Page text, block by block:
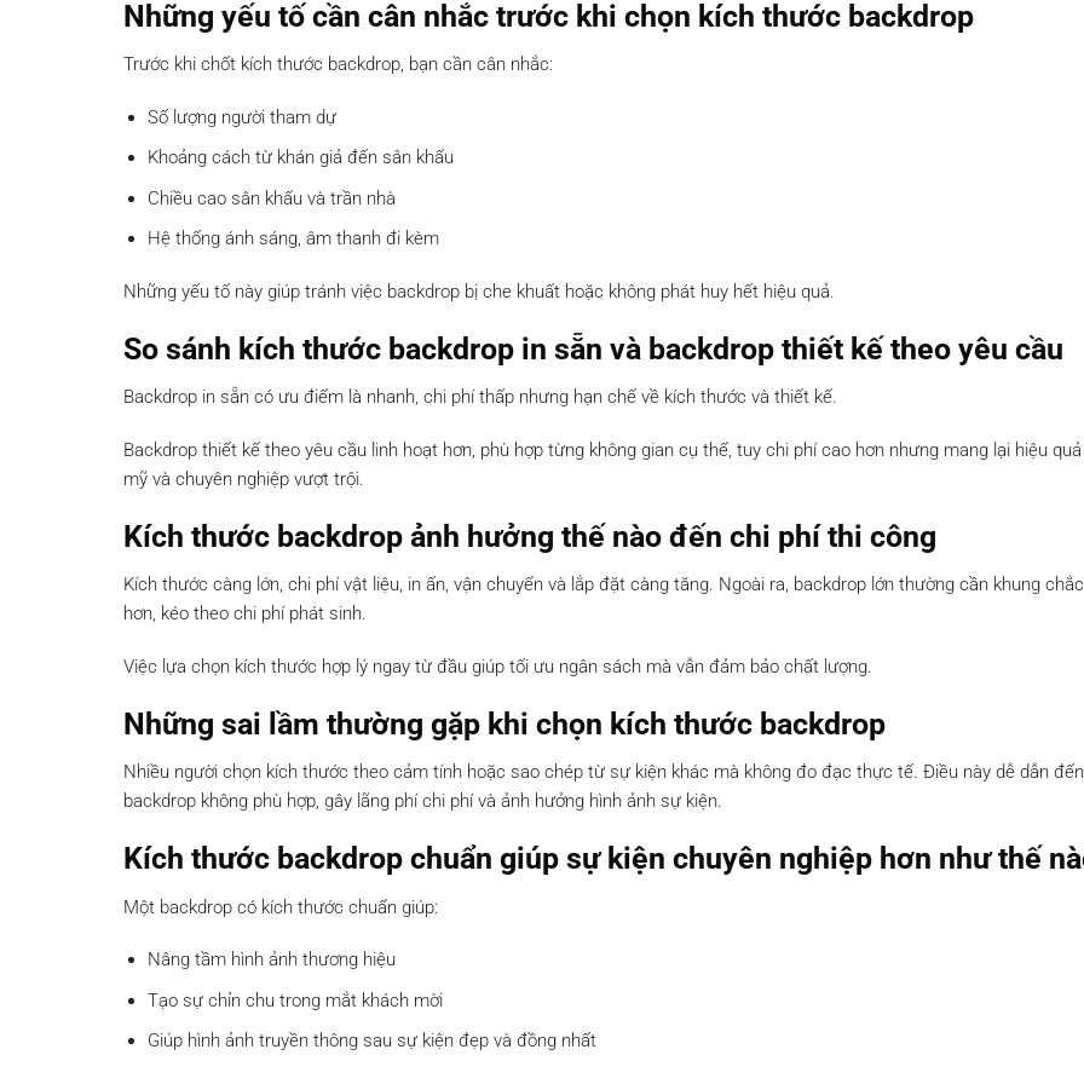
Những yếu tố cần cân nhắc trước khi chọn kích thước backdrop
Trước khi chốt kích thước backdrop, bạn cần cân nhắc:
Số lượng người tham dự
Khoảng cách từ khán giả đến sân khấu
Chiều cao sân khấu và trần nhà
Hệ thống ánh sáng, âm thanh đi kèm
Những yếu tố này giúp tránh việc backdrop bị che khuất hoặc không phát huy hết hiệu quả.
So sánh kích thước backdrop in sẵn và backdrop thiết kế theo yêu cầu
Backdrop in sẵn có ưu điểm là nhanh, chi phí thấp nhưng hạn chế về kích thước và thiết kế.
Backdrop thiết kế theo yêu cầu linh hoạt hơn, phù hợp từng không gian cụ thể, tuy chi phí cao hơn nhưng mang lại hiệu
mỹ và chuyên nghiệp vượt trội.
Kích thước backdrop ảnh hưởng thế nào đến chi phí thi công
Kích thước càng lớn, chi phí vật liệu, in ấn, vận chuyển và lắp đặt càng tăng. Ngoài ra, backdrop lớn thường cần khung
hơn, kéo theo chi phí phát sinh.
Việc lựa chọn kích thước hợp lý ngay từ đầu giúp tối ưu ngân sách mà vẫn đảm bảo chất lượng.
Những sai lầm thường gặp khi chọn kích thước backdrop
Nhiều người chọn kích thước theo cảm tính hoặc sao chép từ sự kiện khác mà không đo đạc thực tế. Điều này dễ dẫn đến
backdrop không phù hợp, gây lãng phí chi phí và ảnh hưởng hình ảnh sự kiện.
Kích thước backdrop chuẩn giúp sự kiện chuyên nghiệp hơn như thế
Một backdrop có kích thước chuẩn giúp:
Nâng tầm hình ảnh thương hiệu
Tạo sự chỉn chu trong mắt khách mời
Giúp hình ảnh truyền thông sau sự kiện đẹp và đồng nhất